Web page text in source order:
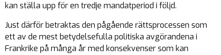
kan ställa upp för en tredje mandatperiod i följd.
Just därför betraktas den pågående rättsprocessen som
ett av de mest betydelsefulla politiska avgörandena i
Frankrike på många år med konsekvenser som kan